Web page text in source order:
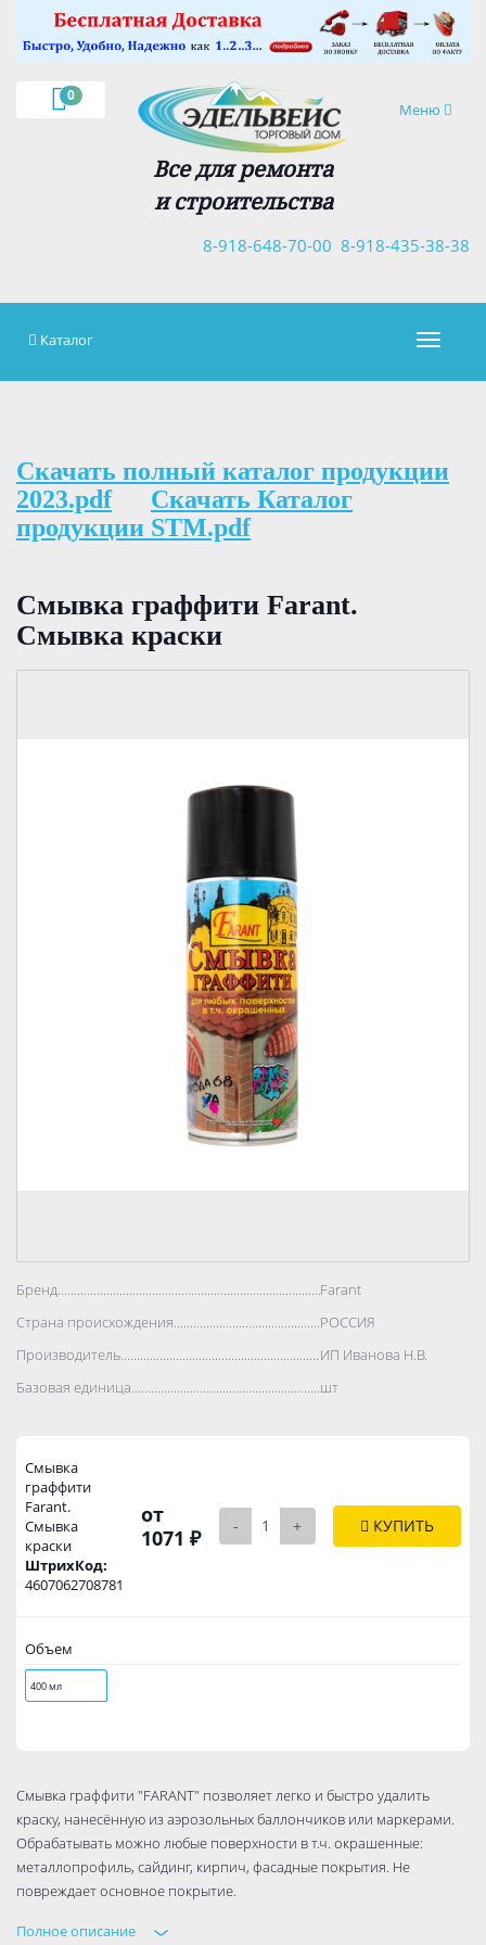
0
Навигация
Меню
Все для ремонта
и строительства
8-918-435-38-38
8-918-648-70-00
×
Каталог
Скачать полный каталог продукции
2023.pdf
Скачать Каталог
продукции STM.pdf
Смывка граффити Farant.
Смывка краски
Бренд..................................................................................Farant
Страна происхождения..................................................................................
РОССИЯ
Производитель..................................................................................
ИП Иванова Н.В.
Базовая единица..................................................................................
шт
Смывка
граффити
Farant.
Смывка
краски
ШтрихКод:
4607062708781
от
1071 ₽
- + КУПИТЬ
Объем
400 мл
Смывка граффити "FARANT" позволяет легко и быстро удалить
краску, нанесённую из аэрозольных баллончиков или маркерами.
Обрабатывать можно любые поверхности в т.ч. окрашенные:
металлопрофиль, сайдинг, кирпич, фасадные покрытия. Не
повреждает основное покрытие.
Применение: встряхивать в течении 2 мин. Для экономии средства
Полное описание